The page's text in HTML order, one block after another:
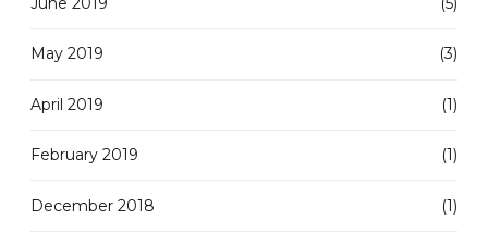
May 2019 (3)
April 2019 (1)
February 2019 (1)
December 2018 (1)